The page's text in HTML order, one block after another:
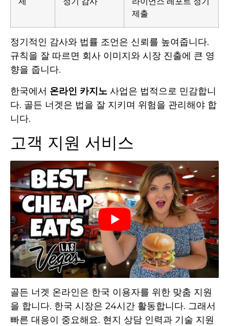
제출
정기적인 감사와 법률 조언은 신뢰를 높여줍니다.
규칙을 잘 따르면 회사 이미지와 시장 진출에 큰 영
향을 줍니다.
한국에서 온라인 카지노 사업은 법적으로 민감합니
다. 골든 너겟은 법을 잘 지키며 위험을 관리해야 합
니다.
고객 지원 서비스
골든 너겟 온라인은 한국 이용자를 위한 맞춤 지원
을 합니다. 한국 시장은 24시간 활동합니다. 그래서
빠른 대응이 중요해요. 현지 상담 인력과 기술 지원